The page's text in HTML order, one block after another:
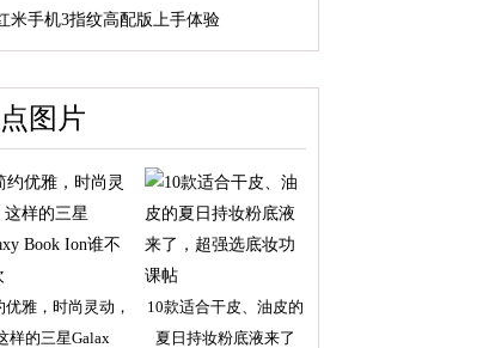
米手机3指纹高配版上手体验
图片
优雅，时尚灵动，
样的三星Galax
10款适合干皮、油皮的
夏日持妆粉底液来了